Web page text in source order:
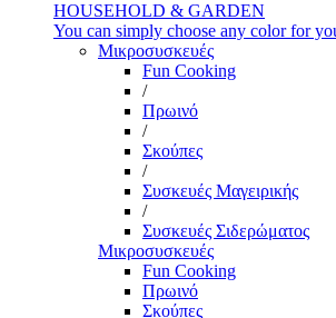
HOUSEHOLD & GARDEN
You can simply choose any color for
Μικροσυσκευές
Fun Cooking
/
Πρωινό
/
Σκούπες
/
Συσκευές Μαγειρικής
/
Συσκευές Σιδερώματος
Μικροσυσκευές
Fun Cooking
Πρωινό
Σκούπες